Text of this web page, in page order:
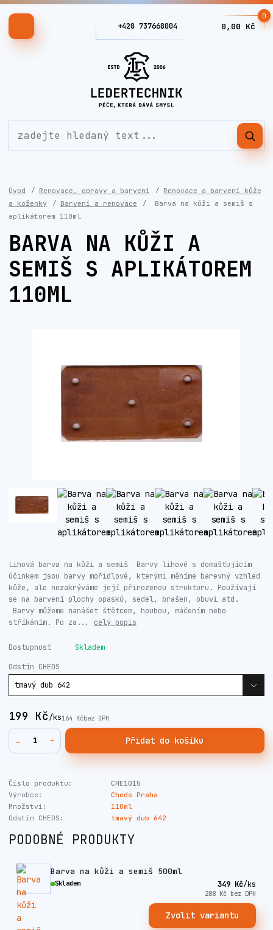
+420 737668004
0
0,00 Kč
Úvod Renovace, opravy a barvení
Renovace a barvení kůže
a koženky
Barvení a renovace
Barva na kůži a semiš s
aplikátorem 110ml
BARVA NA KŮŽI A
SEMIŠ S APLIKÁTOREM
110ML
Lihová barva na kůži a semiš Barvy lihové s domašťujícím
účinkem jsou barvy mořidlové, kterými měníme barevný vzhled
kůže, ale nezakrýváme její přirozenou strukturu. Používají
se na barvení plochy opasků, sedel, brašen, obuvi atd.
Barvy můžeme nanášet štětcem, houbou, máčením nebo
stříkáním. Po za... celý popis
Dostupnost Skladem
Odstín CHEDS
199 Kč/ks164 Kčbez DPH
Přidat do košíku
Číslo produktu:
CHE1015
Výrobce:
Cheds Praha
Množství:
110ml
Odstín CHEDS:
tmavý dub 642
PODOBNÉ PRODUKTY
Barva na kůži a semiš 500ml
349 Kč/ks
288 Kč bez DPH
Skladem
Zvolit variantu